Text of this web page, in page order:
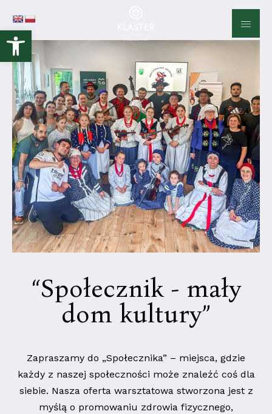
Otwórz pasek narzędzi
“Społecznik - mały
dom kultury”
Zapraszamy do „Społecznika” – miejsca, gdzie
każdy z naszej społeczności może znaleźć coś dla
siebie. Nasza oferta warsztatowa stworzona jest z
myślą o promowaniu zdrowia fizycznego,